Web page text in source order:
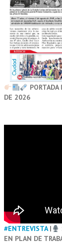
DE 2026
#ENTREVISTA|
EN PLAN DE